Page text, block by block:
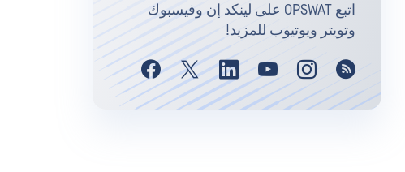
اتبع OPSWAT على لينكد إن وفيسبوك
وتويتر ويوتيوب للمزيد!